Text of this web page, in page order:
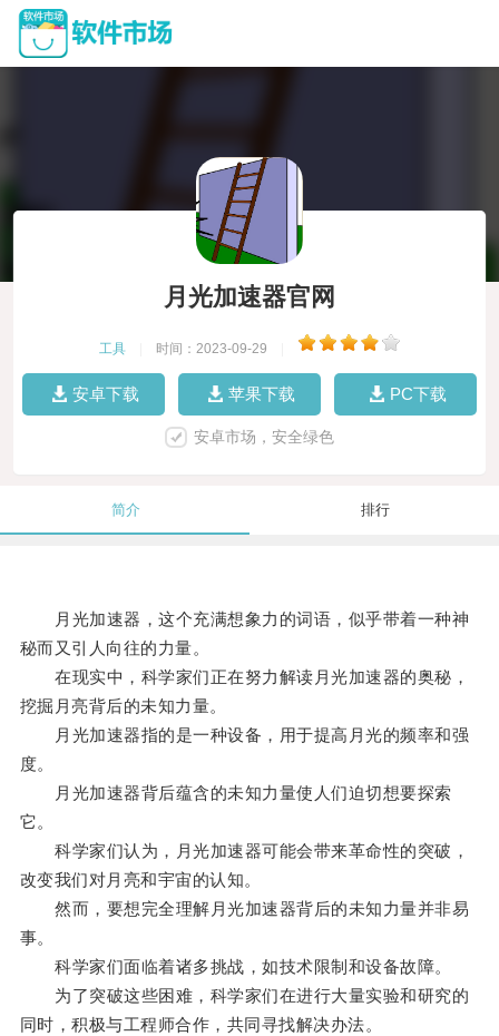
月光加速器官网
工具 时间：2023-09-29
安卓下载 苹果下载 PC下载
安卓市场，安全绿色
简介 排行
月光加速器，这个充满想象力的词语，似乎带着一种神
秘而又引人向往的力量。
在现实中，科学家们正在努力解读月光加速器的奥秘，
挖掘月亮背后的未知力量。
月光加速器指的是一种设备，用于提高月光的频率和强
度。
月光加速器背后蕴含的未知力量使人们迫切想要探索
它。
科学家们认为，月光加速器可能会带来革命性的突破，
改变我们对月亮和宇宙的认知。
然而，要想完全理解月光加速器背后的未知力量并非易
事。
科学家们面临着诸多挑战，如技术限制和设备故障。
为了突破这些困难，科学家们在进行大量实验和研究的
同时，积极与工程师合作，共同寻找解决办法。